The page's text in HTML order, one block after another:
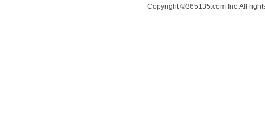
Copyright ©365135.com Inc.All